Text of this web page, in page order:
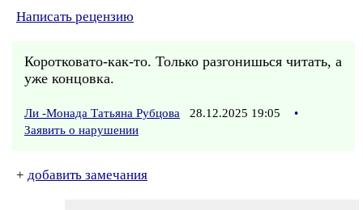
Написать рецензию
Коротковато-как-то. Только разгонишься читать, а
уже концовка.
Ли -Монада Татьяна Рубцова 28.12.2025 19:05
•
Заявить о нарушении
+ добавить замечания